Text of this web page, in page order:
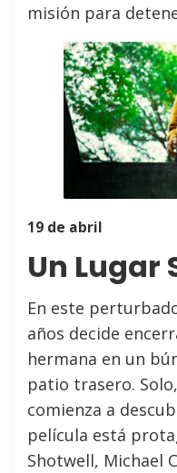
misión para
19 de abril
Un Lugar
En este
años decide
hermana en un
patio trasero.
comienza a
película está
Shotwell, Michael